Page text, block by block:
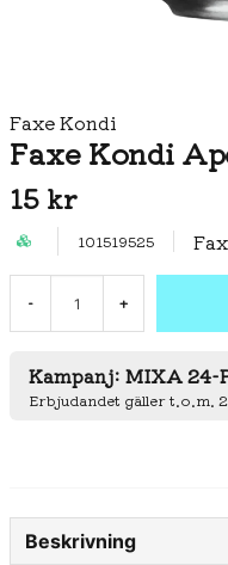
Faxe Kondi
Faxe Kondi
15 kr
101519525
- +
Kampanj: MIXA 24-
Erbjudandet gäller t.o.m.
Beskrivning